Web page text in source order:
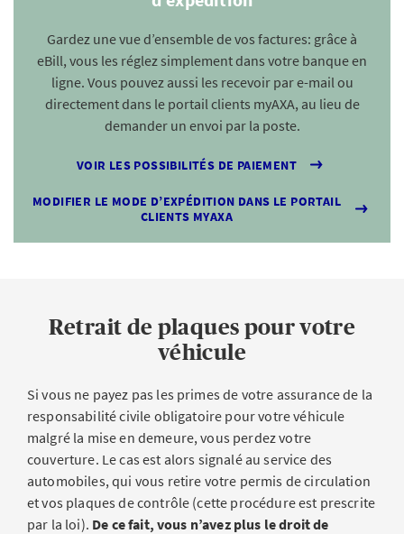
Gardez une vue d’ensemble de vos factures: grâce à
eBill, vous les réglez simplement dans votre banque en
ligne. Vous pouvez aussi les recevoir par e-mail ou
directement dans le portail clients myAXA, au lieu de
demander un envoi par la poste.
VOIR LES POSSIBILITÉS DE PAIEMENT
MODIFIER LE MODE D’EXPÉDITION DANS LE PORTAIL
CLIENTS MYAXA
Retrait de plaques pour votre
véhicule
Si vous ne payez pas les primes de votre assurance de la
responsabilité civile obligatoire pour votre véhicule
malgré la mise en demeure, vous perdez votre
couverture. Le cas est alors signalé au service des
automobiles, qui vous retire votre permis de circulation
et vos plaques de contrôle (cette procédure est prescrite
par la loi). De ce fait, vous n’avez plus le droit de